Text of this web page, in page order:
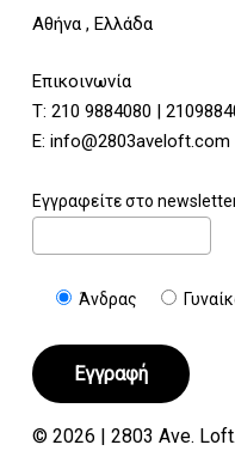
Αθήνα , Ελλάδα
Επικοινωνία
Τ: 210 9884080 |
E: info@2803aveloft.com
Εγγραφείτε στο
Άνδρας
© 2026 | 2803 Ave.